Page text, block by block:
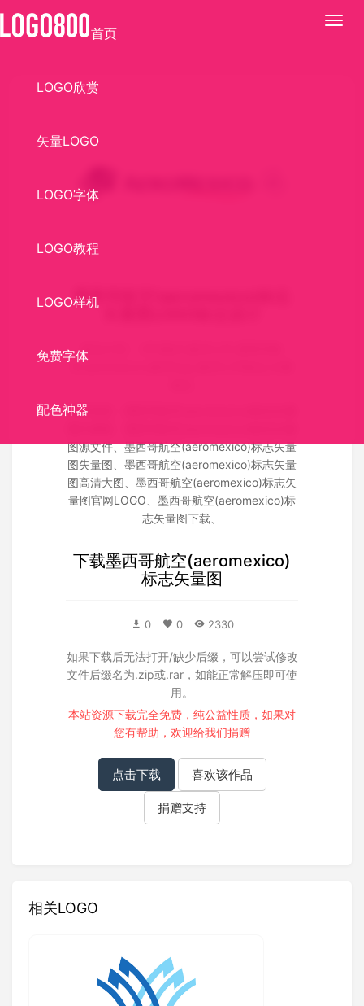
展
首页
LOGO欣赏
矢量LOGO
LOGO字体
LOGO教程
LOGO样机
免费字体
配色神器
墨西哥航空(aeromexico)标志
标志介绍： EPS格式,航空公司,墨西哥航
空,aeromexico,航空logo,航空公司标志,矢量
关联搜索：
图源文件、墨西哥航空(aeromexico)标志矢量
图失量图、 墨西哥航空(aeromexico)标志矢量
图高清大图、 墨西哥航空(aeromexico)标志矢
量图官网LOGO、 墨西哥航空(aeromexico)标
志矢量图下载、
下载墨西哥航空(aeromexico)
标志矢量图
0 0 2330
如果下载后无法打开/缺少后缀，可以尝试修改
文件后缀名为.zip或.rar，如能正常解压即可使
用。
本站资源下载完全免费，纯公益性质，如果对
您有帮助，欢迎给我们捐赠
点击下载 喜欢该作品
捐赠支持
相关LOGO